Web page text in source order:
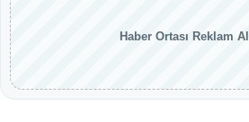
Haber Ortası Reklam